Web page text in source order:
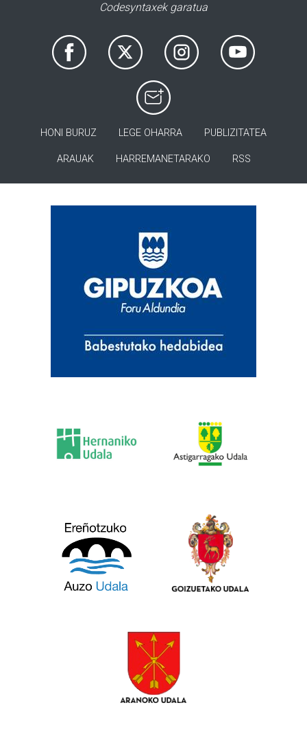
Codesyntaxek garatua
HONI BURUZ LEGE OHARRA PUBLIZITATEA
ARAUAK HARREMANETARAKO RSS